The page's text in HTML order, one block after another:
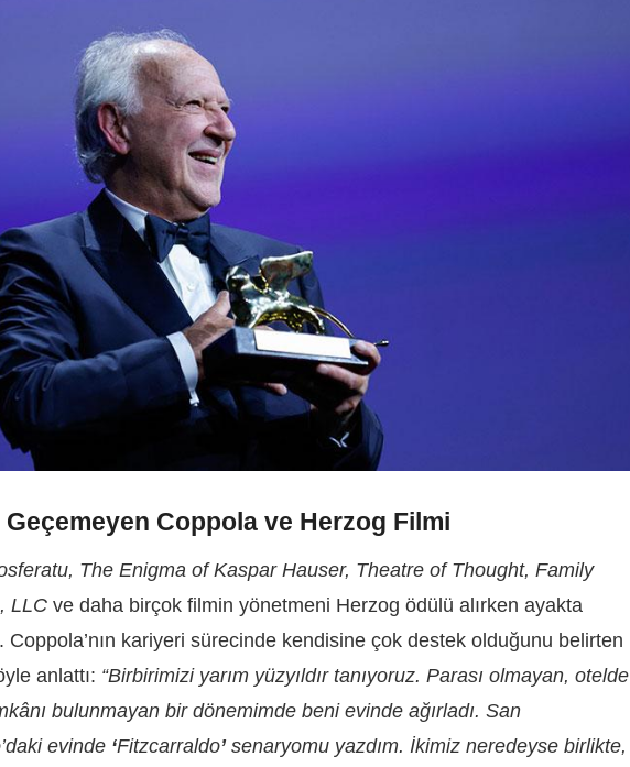
Geçemeyen Coppola ve Herzog Filmi
The Enigma of Kaspar Hauser, Theatre of Thought, Family
LLC ve daha birçok filmin yönetmeni Herzog ödülü alırken ayakta
Coppola’nın kariyeri sürecinde kendisine çok destek olduğunu belirten
anlattı: “Birbirimizi yarım yüzyıldır tanıyoruz. Parası olmayan, otelde
bulunmayan bir dönemimde beni evinde ağırladı. San
evinde ‘Fitzcarraldo’senaryomu yazdım. İkimiz neredeyse birlikte,